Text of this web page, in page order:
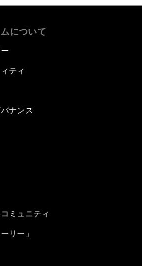
について
ティ
ナンス
ミュニティ
リー」